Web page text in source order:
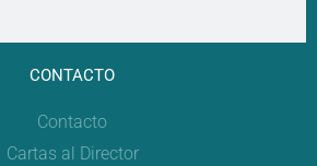
CONTACTO
Contacto
Cartas al Director